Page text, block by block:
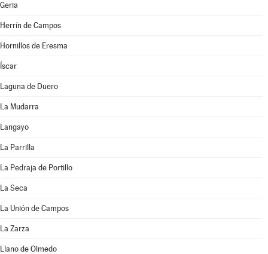
Geria
Herrín de Campos
Hornillos de Eresma
Íscar
Laguna de Duero
La Mudarra
Langayo
La Parrilla
La Pedraja de Portillo
La Seca
La Unión de Campos
La Zarza
Llano de Olmedo